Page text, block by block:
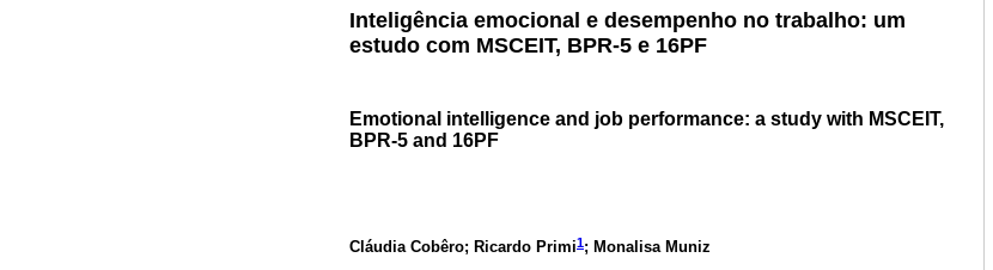
Inteligência emocional e desempenho no trabalho: um
estudo com MSCEIT, BPR-5 e 16PF
Emotional intelligence and job performance: a study with MSCEIT,
BPR-5 and 16PF
Cláudia Cobêro; Ricardo Primi1; Monalisa Muniz